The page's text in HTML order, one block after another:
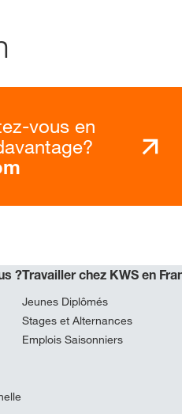
vous en
?Travailler chez KWS en
Jeunes Diplômés
Stages et Alternances
Emplois Saisonniers